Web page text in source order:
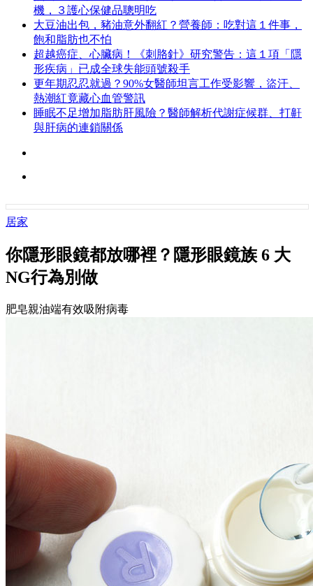
機，３護心保健品聰明吃
大豆油出包，豬油意外翻紅？營養師：吃對這１件事，
飽和脂肪也不怕
超越癌症、心臟病！《刺胳針》研究警告：這１項「隱
形疾病」已成全球失能頭號殺手
更年期忍忍就過？90%女醫師坦言工作受影響，盜汗、
熱潮紅竟藏心血管警訊
睡眠不足增加脂肪肝風險？醫師解析代謝症候群、打鼾
與肝病的連鎖關係
居家
你隱形眼鏡都放哪裡？隱形眼鏡族 6 大
NG行為別做
肥皂親油端有效吸附病毒